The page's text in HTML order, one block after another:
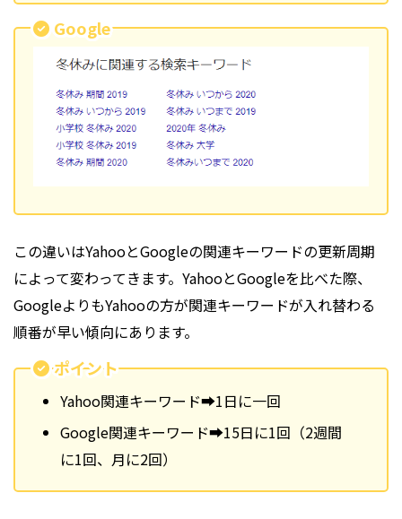
Google
この違いはYahooとGoogleの関連キーワードの更新周期
によって変わってきます。YahooとGoogleを比べた際、
GoogleよりもYahooの方が関連キーワードが入れ替わる
順番が早い傾向にあります。
ポイント
Yahoo関連キーワード➡1日に一回
Google関連キーワード➡15日に1回（2週間
に1回、月に2回）